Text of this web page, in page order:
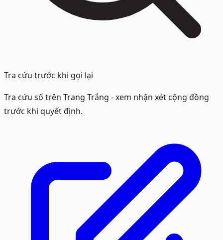
Tra cứu trước khi gọi lại
Tra cứu số trên Trang Trắng - xem nhận xét cộng đồng
trước khi quyết định.